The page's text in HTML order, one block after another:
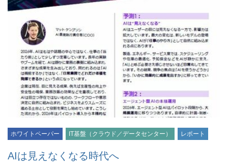
ホワイトペーパー IT基盤（クラウド／データセンター） レポート
AIは見えなくなる時代へ